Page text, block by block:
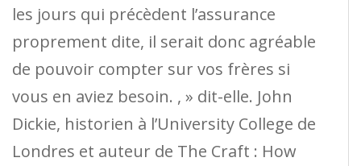
les jours qui précèdent l’assurance
proprement dite, il serait donc agréable
de pouvoir compter sur vos frères si
vous en aviez besoin. , » dit-elle. John
Dickie, historien à l’University College de
Londres et auteur de The Craft : How